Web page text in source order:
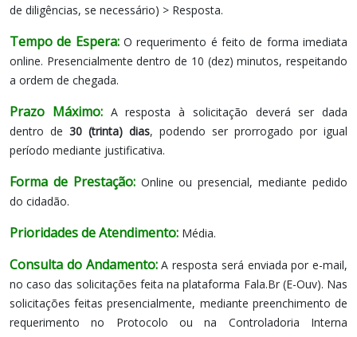
de diligências, se necessário) > Resposta.
Tempo de Espera: O requerimento é feito de forma imediata
online. Presencialmente dentro de 10 (dez) minutos, respeitando
a ordem de chegada.
Prazo Máximo: A resposta à solicitação deverá ser dada
dentro de 30 (trinta) dias, podendo ser prorrogado por igual
período mediante justificativa.
Forma de Prestação: Online ou presencial, mediante pedido
do cidadão.
Prioridades de Atendimento: Média.
Consulta do Andamento:A resposta será enviada por e-mail,
no caso das solicitações feita na plataforma Fala.Br (E-Ouv). Nas
solicitações feitas presencialmente, mediante preenchimento de
requerimento no Protocolo ou na Controladoria Interna